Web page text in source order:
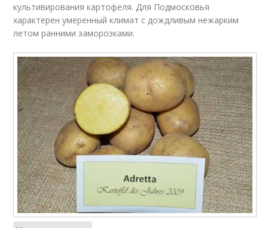
культивирования картофеля. Для Подмосковья
характерен умеренный климат с дождливым нежарким
летом ранними заморозками.